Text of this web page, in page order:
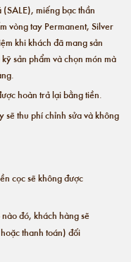
miếng bạc thần
vòng tay Permanent, Silver
khi khách đã mang sản
sản phẩm và chọn món mà
hoàn trả lại bằng tiền.
thu phí chỉnh sửa và không
cọc sẽ không được
đó, khách hàng sẽ
thanh toán) đối